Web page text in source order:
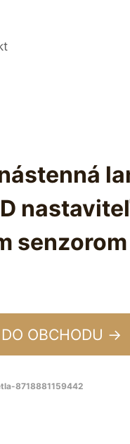
senzorom
DO OBCHODU →
8718881159442